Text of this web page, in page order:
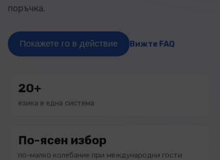
поръчка.
Покажете го в действие Вижте FAQ
20+
езика в една система
По-ясен избор
по-малко колебание при международни гости